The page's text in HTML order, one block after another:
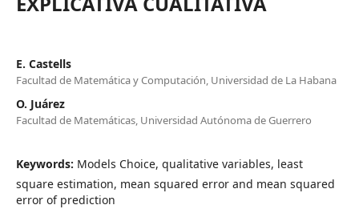
E. Castells
Facultad de Matemática y Computación, Universidad de La Habana
O. Juárez
Facultad de Matemáticas, Universidad Autónoma de Guerrero
Keywords: Models Choice, qualitative variables, least
square estimation, mean squared error and mean squared
error of prediction